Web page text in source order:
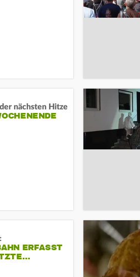
nächsten Hitze
ERFASST